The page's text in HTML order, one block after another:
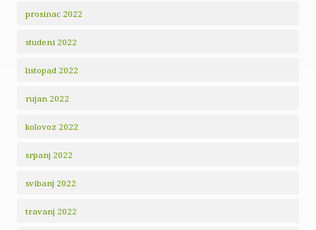
prosinac 2022
studeni 2022
listopad 2022
rujan 2022
kolovoz 2022
srpanj 2022
svibanj 2022
travanj 2022